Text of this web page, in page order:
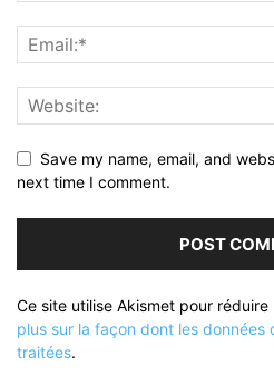
Save my name, email, and
next time I comment.
Ce site utilise Akismet pour réduire
plus sur la façon dont les données
traitées.